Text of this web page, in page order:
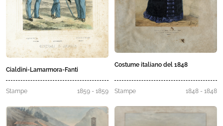
Cialdini-Lamarmora-Fanti
Stampe 1859 - 1859
Costume italiano del 1848
Stampe 1848 - 1848